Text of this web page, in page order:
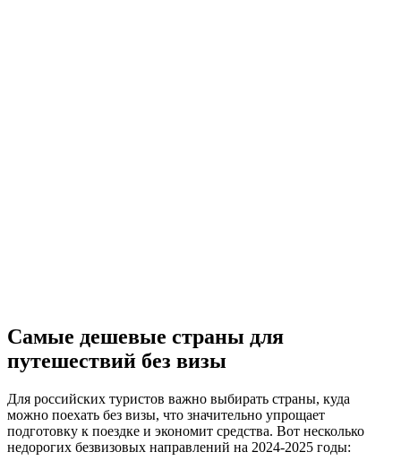
Самые дешевые страны для
путешествий без визы
Для российских туристов важно выбирать страны, куда
можно поехать без визы, что значительно упрощает
подготовку к поездке и экономит средства. Вот несколько
недорогих безвизовых направлений на 2024-2025 годы: